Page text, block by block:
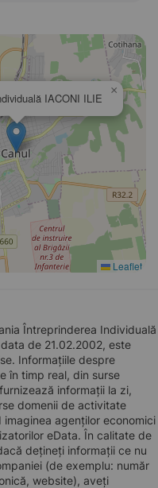
IACONI ILIE
×
Leaflet
Întreprinderea Individuală
de 21.02.2002, este
Informațiile despre
în timp real, din surse
informații la zi,
domenii de activitate
agenților economici
eData. În calitate de
dețineți informații ce nu
(de exemplu: număr
website), aveți